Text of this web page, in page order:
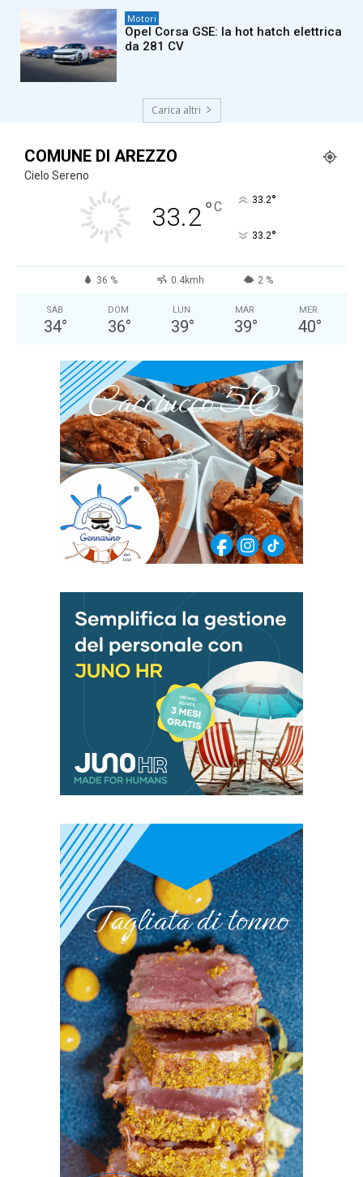
Motori
Opel Corsa GSE: la hot hatch elettrica
da 281 CV
Carica altri
COMUNE DI AREZZO
Cielo Sereno
33.2°C 33.2°
33.2°
36 % 0.4kmh 2 %
SAB
34°
DOM
36°
LUN
39°
MAR
39°
MER
40°